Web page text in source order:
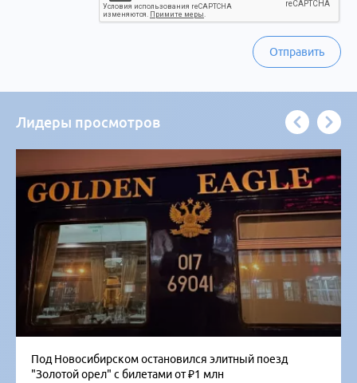
Отправить
Лидеры просмотров
Под Новосибирском остановился элитный поезд
"Золотой орел" с билетами от ₽1 млн